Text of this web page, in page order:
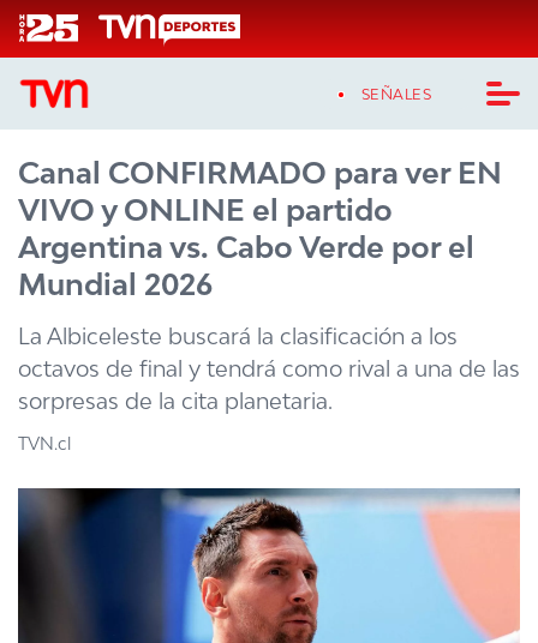
Click acá para ir directamente al contenido
SEÑALES
CASTING MASTERCHEF CHILE
CASTING TVN VERTICAL
TVN VERTICAL
TVN PLAY
PROGRAMAS
NTV
ACTUALIDAD Y TENDENCIAS
Canal CONFIRMADO para ver EN
VIVO y ONLINE el partido
Argentina vs. Cabo Verde por el
Mundial 2026
La Albiceleste buscará la clasificación a los
octavos de final y tendrá como rival a una de las
sorpresas de la cita planetaria.
TVN.cl